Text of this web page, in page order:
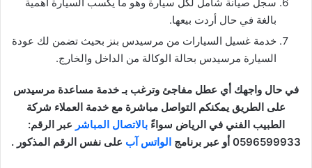
بالغة في حال أردت بيعها.
خدمة غسيل السيارات من مرسيدس بنز بحيث تضمن لك عودة
السيارة مرسيدس بحالة الوكالة من الداخل والخارج.
في حال واجهك أي عطل مفاجئ وترغب بـ خدمة مساعدة مرسيدس
على الطريق يمكنكم التواصل مباشرة مع خدمة العملاء شركة
الطبيب الفني في الرياض سواءًبالاتصال المباشر عبر الرقم:
0596599933 أو عبر برنامج
الواتس آب على نفس الرقم المذكور .